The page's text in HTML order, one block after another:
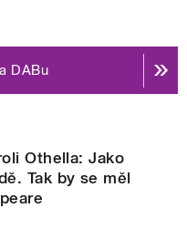
DABu
Othella: Jako
Tak by se měl